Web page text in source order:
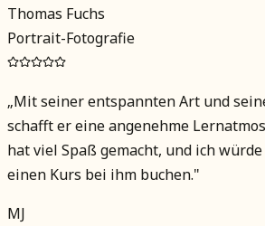
Thomas Fuchs
Portrait-Fotografie
„Mit seiner entspannten Art und
schafft er eine angenehme
hat viel Spaß gemacht, und ich
einen Kurs bei ihm buchen."
MJ